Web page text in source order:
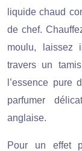
liquide chaud
de chef.
moulu, laissez
travers un
l’essence pure
parfumer
anglaise.
Pour un effet